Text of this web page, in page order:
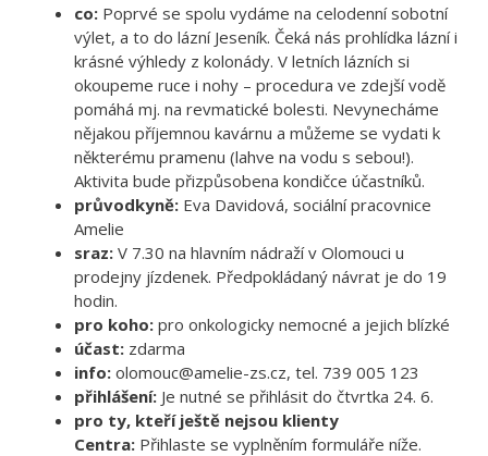
co: Poprvé se spolu vydáme na celodenní sobotní
výlet, a to do lázní Jeseník. Čeká nás prohlídka lázní i
krásné výhledy z kolonády. V letních lázních si
okoupeme ruce i nohy – procedura ve zdejší vodě
pomáhá mj. na revmatické bolesti. Nevynecháme
nějakou příjemnou kavárnu a můžeme se vydati k
některému pramenu (lahve na vodu s sebou!).
Aktivita bude přizpůsobena kondičce účastníků.
průvodkyně: Eva Davidová, sociální pracovnice
Amelie
sraz: V 7.30 na hlavním nádraží v Olomouci u
prodejny jízdenek. Předpokládaný návrat je do 19
hodin.
pro koho: pro onkologicky nemocné a jejich blízké
účast: zdarma
info: olomouc@amelie-zs.cz, tel. 739 005 123
přihlášení: Je nutné se přihlásit do čtvrtka 24. 6.
pro ty, kteří ještě nejsou klienty
Centra: Přihlaste se vyplněním formuláře níže.